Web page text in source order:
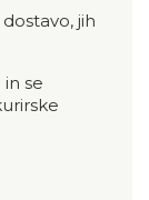
jih
se